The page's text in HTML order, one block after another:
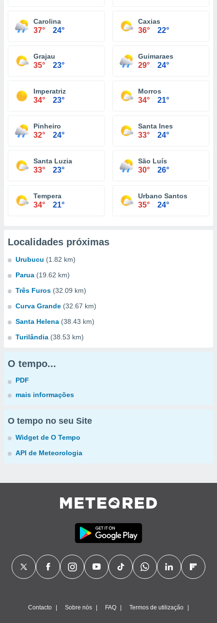
Carolina
37° 24°
Caxias
36° 22°
Grajau
35° 23°
Guimaraes
29° 24°
Imperatriz
34° 23°
Morros
34° 21°
Pinheiro
32° 24°
Santa Ines
33° 24°
Santa Luzia
33° 23°
São Luís
30° 26°
Tempera
34° 21°
Urbano Santos
35° 24°
Localidades próximas
Urubucu (1.82 km)
Parua (19.62 km)
Três Furos (32.09 km)
Curva Grande (32.67 km)
Santa Helena (38.43 km)
Turilândia (38.53 km)
O tempo...
PDF
mais informações
O tempo no seu Site
Widget de O Tempo
API de Meteorologia
Contacto Sobre nós FAQ Termos de utilização